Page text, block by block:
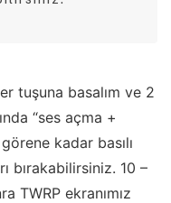
tuşuna basalım ve 2
“ses açma +
kadar basılı
bırakabilirsiniz. 10 –
TWRP ekranımız